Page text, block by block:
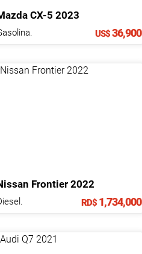
CX-5 2023
US$36,900
Frontier 2022
RD$ 1,734,000